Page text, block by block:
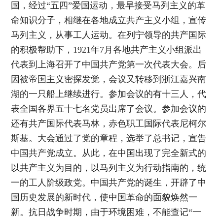
国，经过“五四”爱国运动，最早接受马列主义的革
命知识分子，相继在各地成立共产主义小组，宣传
马列主义，从事工人运动。在列宁领导的共产国际
的积极帮助下，1921年7月各地共产主义小组派出
代表到上海召开了中国共产党第一次代表大会。后
因被帝国主义密探发觉，会议又转移到浙江嘉兴南
湖的一只船上继续进行。参加会议的有十三人，代
表全国各界五十七名党员出席了会议。参加会议的
还有共产国际代表马林，赤色职工国际代表尼柯尔
斯基。大会通过了党的章程，选举了总书记，宣告
中国共产党成立。从此，在中国出现了完全新式的
以共产主义为目的，以马列主义为行动指南的，统
一的工人阶级政党。中国共产党的诞生，开辟了中
国历史发展的新时代，使中国革命的面貌焕然一
新。抗日战争时期，由于环境困难，不能查记“一